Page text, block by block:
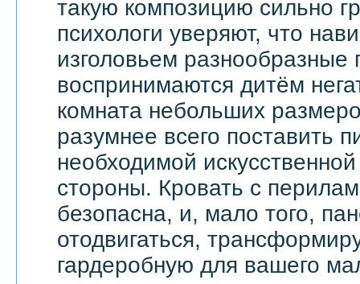
такую композицию сильно
психологи уверяют, что
изголовьем разнообразные
воспринимаются дитём
комната небольших
разумнее всего поставить
необходимой
стороны. Кровать с
безопасна, и, мало того,
отодвигаться,
гардеробную для вашего